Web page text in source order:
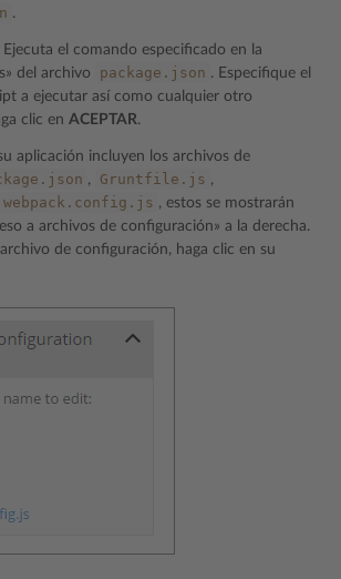
.
Ejecuta el comando especificado en la
del archivo
package.json . Especifique el
a ejecutar así como cualquier otro
clic en ACEPTAR.
aplicación incluyen los archivos de
, Gruntfile.js ,
webpack.config.js , estos se mostrarán
a archivos de configuración» a la derecha.
de configuración, haga clic en su